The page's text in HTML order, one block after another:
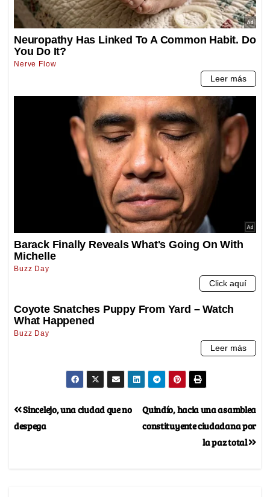
Quindío, hacia una asamblea
constituyente ciudadana por
la paz total
Sincelejo, una ciudad que no
despega